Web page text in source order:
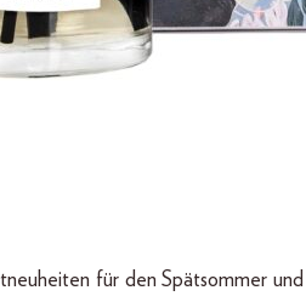
für den Spätsommer